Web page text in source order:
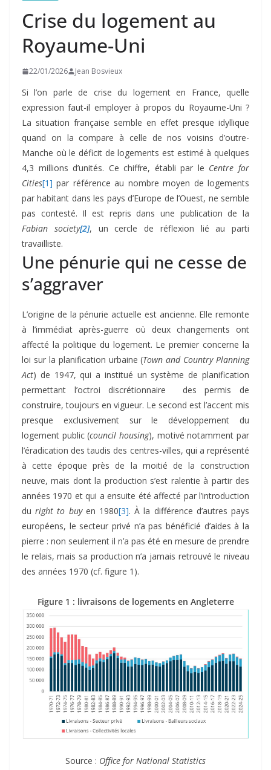
Crise du logement au
Royaume-Uni
22/01/2026 Jean Bosvieux
Si l’on parle de crise du logement en France, quelle
expression faut-il employer à propos du Royaume-Uni ?
La situation française semble en effet presque idyllique
quand on la compare à celle de nos voisins d’outre-
Manche où le déficit de logements est estimé à quelques
4,3 millions d’unités. Ce chiffre, établi par le Centre for
Cities[1] par référence au nombre moyen de logements
par habitant dans les pays d’Europe de l’Ouest, ne semble
pas contesté. Il est repris dans une publication de la
Fabian society[2], un cercle de réflexion lié au parti
travailliste.
Une pénurie qui ne cesse de
s’aggraver
L’origine de la pénurie actuelle est ancienne. Elle remonte
à l’immédiat après-guerre où deux changements ont
affecté la politique du logement. Le premier concerne la
loi sur la planification urbaine (Town and Country Planning
Act) de 1947, qui a institué un système de planification
permettant l’octroi discrétionnaire des permis de
construire, toujours en vigueur. Le second est l’accent mis
presque exclusivement sur le développement du
logement public (council housing), motivé notamment par
l’éradication des taudis des centres-villes, qui a représenté
à cette époque près de la moitié de la construction
neuve, mais dont la production s’est ralentie à partir des
années 1970 et qui a ensuite été affecté par l’introduction
duright to buy en 1980[3]. À la différence d’autres pays
européens, le secteur privé n’a pas bénéficié d’aides à la
pierre : non seulement il n’a pas été en mesure de prendre
le relais, mais sa production n’a jamais retrouvé le niveau
des années 1970 (cf. figure 1).
Figure 1 : livraisons de logements en Angleterre
Source : Office for National Statistics